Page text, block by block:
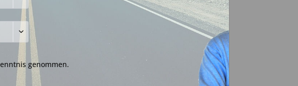
genommen.